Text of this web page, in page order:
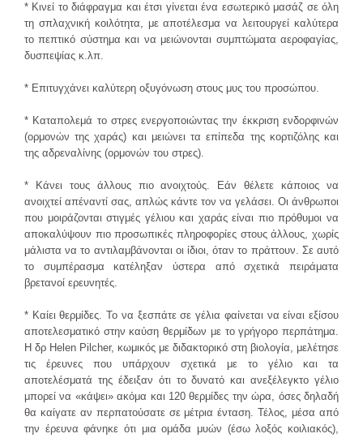
* Κινεί το διάφραγμα και έτσι γίνεται ένα εσωτερικό μασάζ σε όλη
τη σπλαχνική κοιλότητα, με αποτέλεσμα να λειτουργεί καλύτερα
το πεπτικό σύστημα και να μειώνονται συμπτώματα αεροφαγίας,
δυσπεψίας κ.λπ.
* Eπιτυγχάνει καλύτερη οξυγόνωση στους μυς του προσώπου.
* Kαταπολεμά το στρες ενεργοποιώντας την έκκριση ενδορφινών
(ορμονών της χαράς) και μειώνει τα επίπεδα της κορτιζόλης και
της αδρεναλίνης (ορμονών του στρες).
* Κάνει τους άλλους πιο ανοιχτούς. Εάν θέλετε κάποιος να
ανοιχτεί απέναντί σας, απλώς κάντε τον να γελάσει. Οι άνθρωποι
που μοιράζονται στιγμές γέλιου και χαράς είναι πιο πρόθυμοι να
αποκαλύψουν πιο προσωπικές πληροφορίες στους άλλους, χωρίς
μάλιστα να το αντιλαμβάνονται οι ίδιοι, όταν το πράττουν. Σε αυτό
το συμπέρασμα κατέληξαν ύστερα από σχετικά πειράματα
βρετανοί ερευνητές.
* Καίει θερμίδες. Το να ξεσπάτε σε γέλια φαίνεται να είναι εξίσου
αποτελεσματικό στην καύση θερμίδων με το γρήγορο περπάτημα.
Η δρ Helen Pilcher, κωμικός με διδακτορικό στη βιολογία, μελέτησε
τις έρευνες που υπάρχουν σχετικά με το γέλιο και τα
αποτελέσματά της έδειξαν ότι το δυνατό και ανεξέλεγκτο γέλιο
μπορεί να «κάψει» ακόμα και 120 θερμίδες την ώρα, όσες δηλαδή
θα καίγατε αν περπατούσατε σε μέτρια ένταση. Τέλος, μέσα από
την έρευνα φάνηκε ότι μια ομάδα μυών (έσω λοξός κοιλιακός),